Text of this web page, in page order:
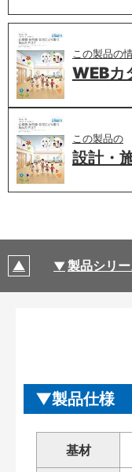
この製品の
WEBカ
この製品の
設計・
製品シリ
製品仕様
基材